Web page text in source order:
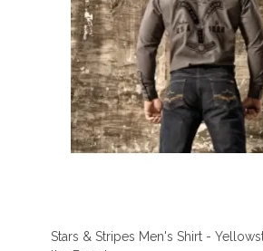
Stars & Stripes Men's Shirt -